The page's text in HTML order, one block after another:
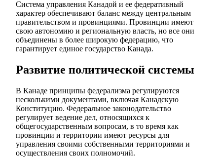
Система управления Канадой и ее федеративный
характер обеспечивают баланс между центральным
правительством и провинциями. Провинции имеют
свою автономию и региональную власть, но все они
объединены в более широкую федерацию, что
гарантирует единое государство Канада.
Развитие политической системы
В Канаде принципы федерализма регулируются
несколькими документами, включая Канадскую
Конституцию. Федеральное законодательство
регулирует ведение дел, относящихся к
общегосударственным вопросам, в то время как
провинции и территории имеют ресурсы для
управления своими собственными территориями и
осуществления своих полномочий.